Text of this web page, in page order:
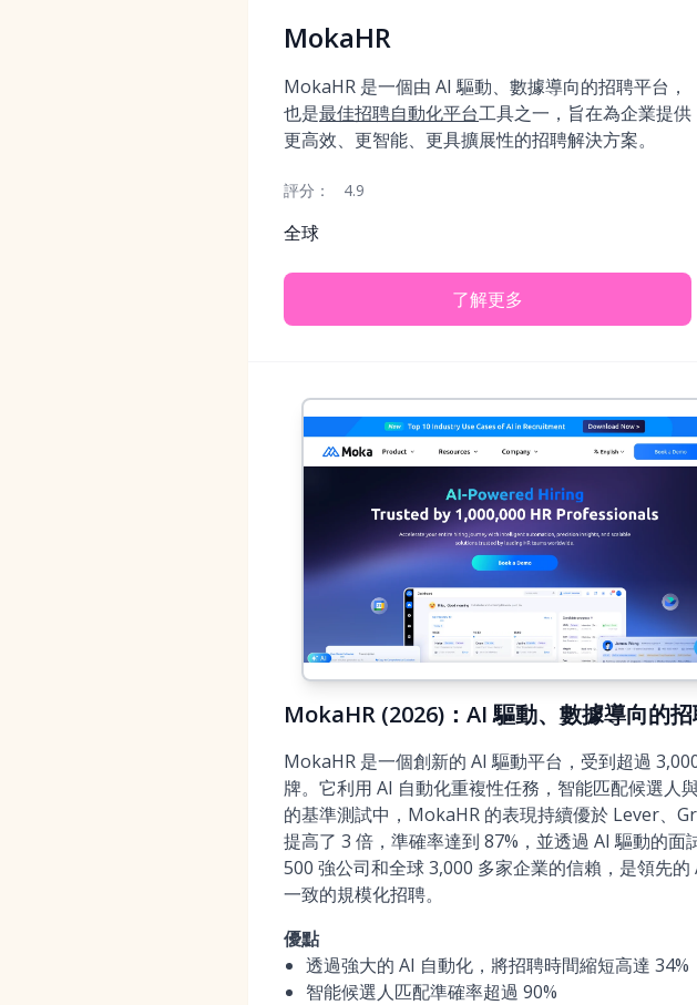
MokaHR
MokaHR 是一個由 AI 驅動、數據導向的招聘平台，
也是最佳招聘自動化平台工具之一，旨在為企業提供
更高效、更智能、更具擴展性的招聘解決方案。
評分： 4.9
全球
了解更多
MokaHR (2026)：AI 驅動、數據導向的
MokaHR 是一個創新的 AI 驅動平台，受到超過
牌。它利用 AI 自動化重複性任務，智能匹配候選人
的基準測試中，MokaHR 的表現持續優於 Lever
提高了 3 倍，準確率達到 87%，並透過 AI 驅動的
500 強公司和全球 3,000 多家企業的信賴，是領先
一致的規模化招聘。
優點
透過強大的 AI 自動化，將招聘時間縮短高達 34%
智能候選人匹配準確率超過 90%